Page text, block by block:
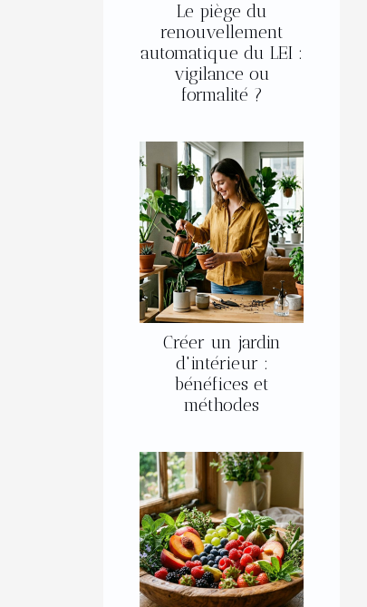
Le piège du
renouvellement
automatique du LEI :
vigilance ou
formalité ?
Créer un jardin
d'intérieur :
bénéfices et
méthodes